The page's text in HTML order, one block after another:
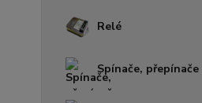
Relé
Spínače, přepínače